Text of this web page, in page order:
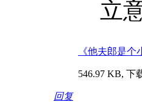
立意
《他夫郎是
546.97 KB, 下
回复